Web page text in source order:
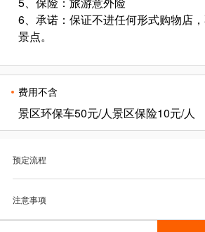
6、承诺：保证不进任何形式购物店
景点。
费用不含
景区环保车50元/人景区保险10元/人
预定流程
注意事项